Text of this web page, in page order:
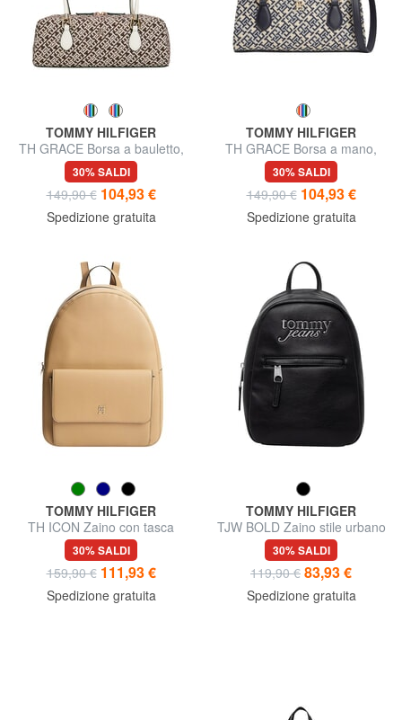
TOMMY HILFIGER
TH GRACE Borsa a bauletto,
a spalla
30% SALDI
149,90 € 104,93 €
Spedizione gratuita
TOMMY HILFIGER
TH GRACE Borsa a mano,
con tracolla
30% SALDI
149,90 € 104,93 €
Spedizione gratuita
TOMMY HILFIGER
TH ICON Zaino con tasca
frontale
30% SALDI
159,90 € 111,93 €
Spedizione gratuita
TOMMY HILFIGER
TJW BOLD Zaino stile urbano
30% SALDI
119,90 € 83,93 €
Spedizione gratuita